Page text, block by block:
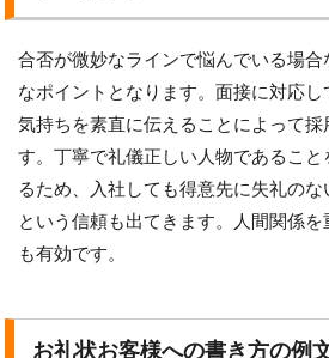
合否が微妙なラインで悩んでいる場
なポイントとなります。面接に対応
気持ちを素直に伝えることによって採
す。丁寧で礼儀正しい人物であること
るため、入社しても得意先に失礼の
という信頼も出てきます。人間関係
も有効です。
お礼状お客様への書き方の例